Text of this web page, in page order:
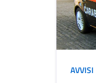
AVVISI